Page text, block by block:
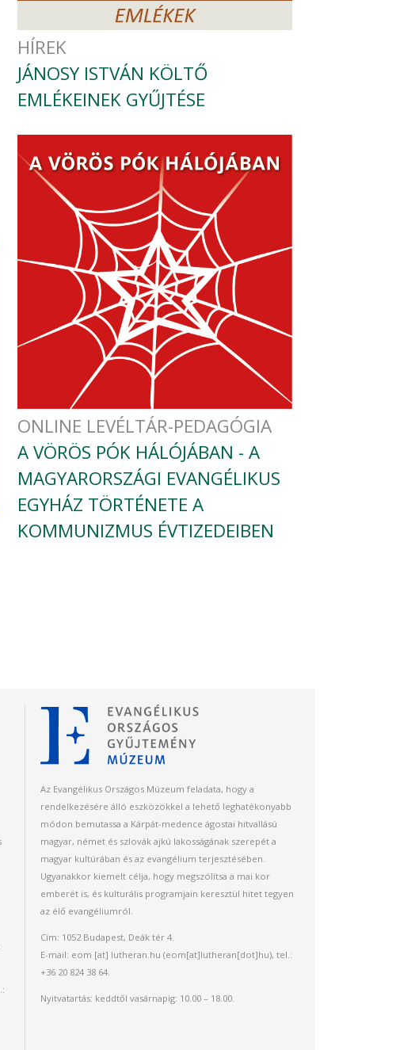
HÍREK
JÁNOSY ISTVÁN KÖLTŐ
EMLÉKEINEK GYŰJTÉSE
ONLINE LEVÉLTÁR-PEDAGÓGIA
A VÖRÖS PÓK HÁLÓJÁBAN - A
MAGYARORSZÁGI EVANGÉLIKUS
EGYHÁZ TÖRTÉNETE A
KOMMUNIZMUS ÉVTIZEDEIBEN
Az Evangélikus Országos Múzeum feladata, hogy a
rendelkezésére álló eszközökkel a lehető leghatékonyabb
módon bemutassa a Kárpát-medence ágostai hitvallású
magyar, német és szlovák ajkú lakosságának szerepét a
magyar kultúrában és az evangélium terjesztésében.
Ugyanakkor kiemelt célja, hogy megszólítsa a mai kor
emberét is, és kulturális programjain keresztül hitet tegyen
az élő evangéliumról.
Cím: 1052 Budapest, Deák tér 4.
E-mail: eom [at] lutheran.hu (eom[at]lutheran[dot]hu), tel.:
+36 20 824 38 64.
Nyitvatartás: keddtől vasárnapig: 10.00 – 18.00.